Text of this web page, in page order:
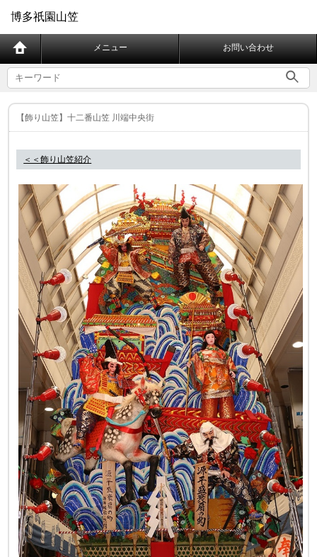
博多祇園山笠
メニュー お問い合わせ
【飾り山笠】十二番山笠 川端中央街
＜＜飾り山笠紹介